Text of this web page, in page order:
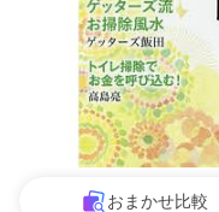
おまかせ比較